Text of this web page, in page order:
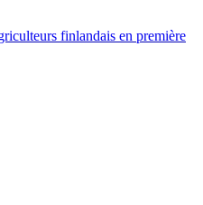
finlandais en première